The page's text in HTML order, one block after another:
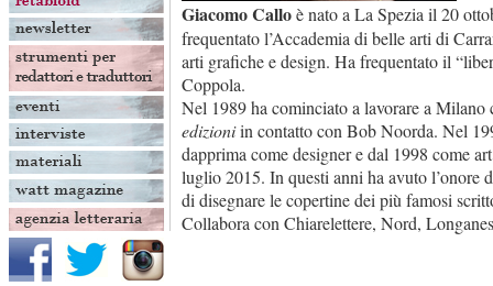
Giacomo Calloè nato a La Spezia il 20
frequentato l’Accademia di belle arti di
arti grafiche e design. Ha frequentato il
Coppola.
Nel 1989 ha cominciato a lavorare a
edizioniin contatto con Bob Noorda. Nel
dapprima come designer e dal 1998 come
luglio 2015. In questi anni ha avuto l’onore
di disegnare le copertine dei più famosi
Collabora con Chiarelettere, Nord,